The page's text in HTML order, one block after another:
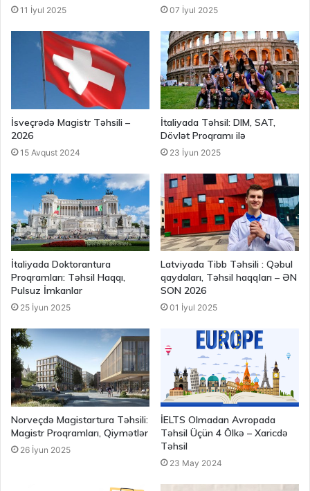
11 İyul 2025 07 İyul 2025
İsveçrədə Magistr Təhsili –
2026
15 Avqust 2024
İtaliyada Təhsil: DIM, SAT,
Dövlət Proqramı ilə
23 İyun 2025
İtaliyada Doktorantura
Proqramları: Təhsil Haqqı,
Pulsuz İmkanlar
25 İyun 2025
Latviyada Tibb Təhsili : Qəbul
qaydaları, Təhsil haqqları – ƏN
SON 2026
01 İyul 2025
Norveçdə Magistartura Təhsili:
Magistr Proqramları, Qiymətlər
26 İyun 2025
İELTS Olmadan Avropada
Təhsil Üçün 4 Ölkə – Xaricdə
Təhsil
23 May 2024